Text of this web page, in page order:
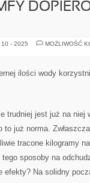
10 - 2025
MOŻLIWOŚĆ
ilości wody
trudniej jest już na niej
już norma.
tracone kilogramy
sposoby na
efekty? Na solidny